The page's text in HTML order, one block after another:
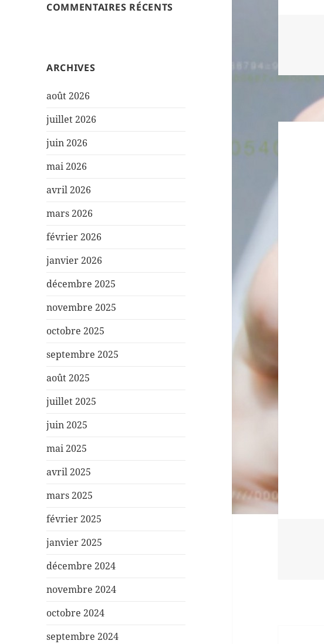
COMMENTAIRES RÉCENTS
ARCHIVES
août 2026
juillet 2026
juin 2026
mai 2026
avril 2026
mars 2026
février 2026
janvier 2026
décembre 2025
novembre 2025
octobre 2025
septembre 2025
août 2025
juillet 2025
juin 2025
mai 2025
avril 2025
mars 2025
février 2025
janvier 2025
décembre 2024
novembre 2024
octobre 2024
septembre 2024